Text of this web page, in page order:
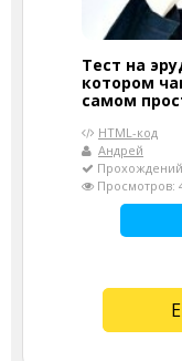
Тест на
котором
самом
HTML-код
Андрей
Просмотров: